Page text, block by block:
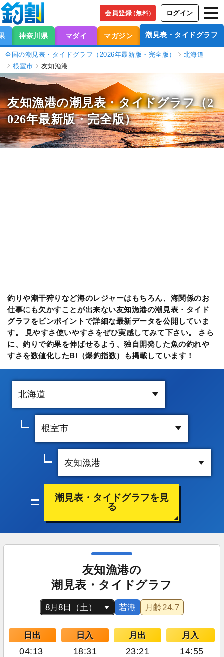
会員登録（無料） ログイン
神奈川県 マダイ マガジン 潮見表・タイドグラフ
全国の潮見表・タイドグラフ（2026年最新版・完全版）
北海道
根室市
友知漁港
友知漁港の潮見表・タイドグラフ（2
026年最新版・完全版）
釣りや潮干狩りなど海のレジャーはもちろん、海関係のお
仕事にも欠かすことが出来ない友知漁港の潮見表・タイド
グラフをピンポイントで詳細な最新データを公開していま
す。 見やすさ使いやすさをぜひ実感してみて下さい。 さら
に、釣りで釣果を伸ばせるよう、独自開発した魚の釣れや
すさを数値化したBI（爆釣指数）も掲載しています！
潮見表・タイドグラフを見
る
友知漁港の
潮見表・タイドグラフ
若潮 月齢24.7
日出 日入 月出 月入
04:13 18:31 23:21 14:55